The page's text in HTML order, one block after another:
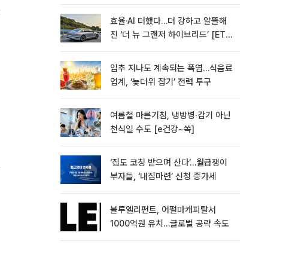
효율·AI 더했다…더 강하고 알뜰해
진 ‘더 뉴 그랜저 하이브리드’ [ET의
입추 지나도 계속되는 폭염…식음료
업계, ‘늦더위 잡기’ 전력 투구
여름철 마른기침, 냉방병‧감기 아닌
천식일 수도 [e건강~쏙]
‘집도 코칭 받으며 산다’…월급쟁이
부자들, ‘내집마련’ 신청 증가세
블루엘리펀트, 어펄마캐피탈서
1000억원 유치…글로벌 공략 속도